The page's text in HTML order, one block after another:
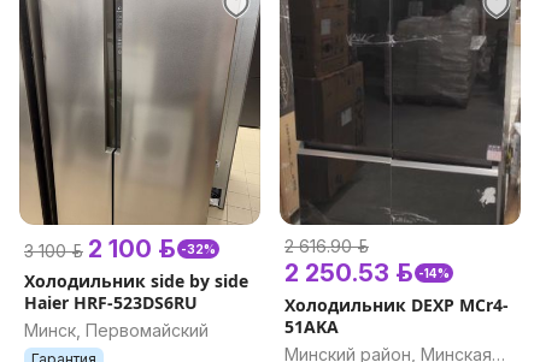
3 100 р. 2 100 р. -32%
Холодильник side by side
Haier HRF-523DS6RU
Минск, Первомайский
2 616.90 р.
2 250.53 р. -14%
Холодильник DEXP MCr4-
51AKA
Минский район, Минская